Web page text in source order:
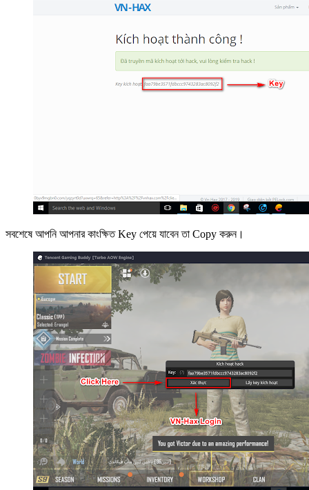
সবশেষে আপনি আপনার কাংক্ষিত Key পেয়ে যাবেন তা Copy করুন।